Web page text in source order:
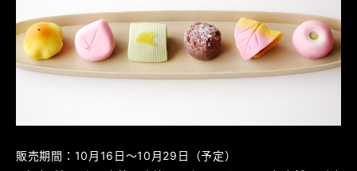
販売期間：10月16日～10月29日（予定）